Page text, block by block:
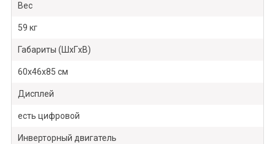
Вес
59 кг
Габариты (ШxГxВ)
60x46x85 см
Дисплей
есть цифровой
Инверторный двигатель